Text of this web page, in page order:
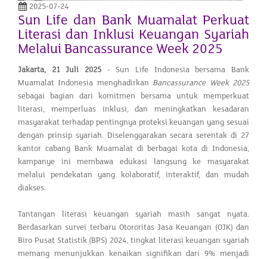
2025-07-24
Sun Life dan Bank Muamalat Perkuat
Literasi dan Inklusi Keuangan Syariah
Melalui Bancassurance Week 2025
Jakarta, 21 Juli 2025 - Sun Life Indonesia bersama Bank
Muamalat Indonesia menghadirkan Bancassurance Week 2025
sebagai bagian dari komitmen bersama untuk memperkuat
literasi, memperluas inklusi, dan meningkatkan kesadaran
masyarakat terhadap pentingnya proteksi keuangan yang sesuai
dengan prinsip syariah. Diselenggarakan secara serentak di 27
kantor cabang Bank Muamalat di berbagai kota di Indonesia,
kampanye ini membawa edukasi langsung ke masyarakat
melalui pendekatan yang kolaboratif, interaktif, dan mudah
diakses.
Tantangan literasi keuangan syariah masih sangat nyata.
Berdasarkan survei terbaru Otororitas Jasa Keuangan (OJK) dan
Biro Pusat Statistik (BPS) 2024, tingkat literasi keuangan syariah
memang menunjukkan kenaikan signifikan dari 9% menjadi